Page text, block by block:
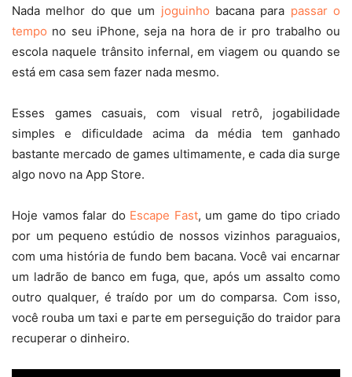
Nada melhor do que um joguinho bacana para passar o
tempo no seu iPhone, seja na hora de ir pro trabalho ou
escola naquele trânsito infernal, em viagem ou quando se
está em casa sem fazer nada mesmo.
Esses games casuais, com visual retrô, jogabilidade
simples e dificuldade acima da média tem ganhado
bastante mercado de games ultimamente, e cada dia surge
algo novo na App Store.
Hoje vamos falar do Escape Fast, um game do tipo criado
por um pequeno estúdio de nossos vizinhos paraguaios,
com uma história de fundo bem bacana. Você vai encarnar
um ladrão de banco em fuga, que, após um assalto como
outro qualquer, é traído por um do comparsa. Com isso,
você rouba um taxi e parte em perseguição do traidor para
recuperar o dinheiro.